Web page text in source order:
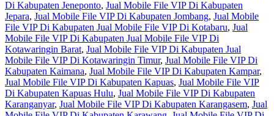
Di Kabupaten Jeneponto, Jual Mobile File VIP Di Kabupaten
Jepara, Jual Mobile File VIP Di Kabupaten Jombang, Jual Mobile
File VIP Di Kabupaten Jual Mobile File VIP Di Kotabaru, Jual
Mobile File VIP Di Kabupaten Jual Mobile File VIP Di
Kotawaringin Barat, Jual Mobile File VIP Di Kabupaten Jual
Mobile File VIP Di Kotawaringin Timur, Jual Mobile File VIP Di
Kabupaten Kaimana, Jual Mobile File VIP Di Kabupaten Kampar,
Jual Mobile File VIP Di Kabupaten Kapuas, Jual Mobile File VIP
Di Kabupaten Kapuas Hulu, Jual Mobile File VIP Di Kabupaten
Karanganyar, Jual Mobile File VIP Di Kabupaten Karangasem, Jual